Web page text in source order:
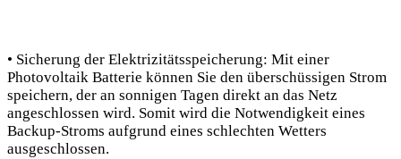
• Sicherung der Elektrizitätsspeicherung: Mit einer
Photovoltaik Batterie können Sie den überschüssigen Strom
speichern, der an sonnigen Tagen direkt an das Netz
angeschlossen wird. Somit wird die Notwendigkeit eines
Backup-Stroms aufgrund eines schlechten Wetters
ausgeschlossen.